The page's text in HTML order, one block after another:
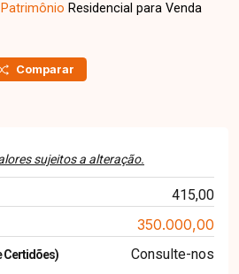
Patrimônio Residencial para Venda
Comparar
sujeitos a alteração.
415,00
350.000,00
Certidões) Consulte-nos